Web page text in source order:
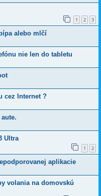
1 2 3
alebo mlčí
nie len do tabletu
cez Internet ?
Ultra
1 2
aplikacie
volania na domovskú